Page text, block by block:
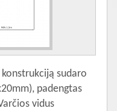
sudaro
padengtas
vidus